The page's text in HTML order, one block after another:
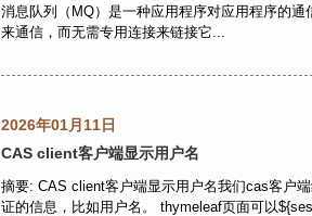
消息队列（MQ）是一种应用程序对应用程序的
来通信，而无需专用连接来链接它...
2026年01月11日
CAS client客户端显示用户名
摘要: CAS client客户端显示用户名我们cas客户
证的信息，比如用户名。 thymeleaf页面可以